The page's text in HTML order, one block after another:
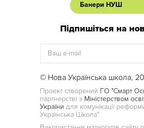
Банери НУШ
Підпишіться на
© Нова Українська школа,
Проект створений ГО "Смарт
партнерстві з Міністерством
України для комунікації
Українська Школа"